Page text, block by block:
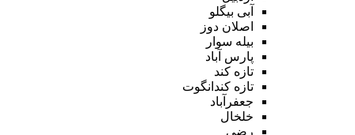
آبی بیگلو
اصلان دوز
بیله سوار
پارس آباد
تازه کند
تازه کندانگوت
جعفرآباد
خلخال
رضی